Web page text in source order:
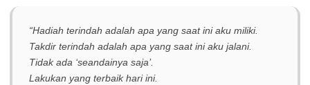
“Hadiah terindah adalah apa yang saat ini aku miliki.
Takdir terindah adalah apa yang saat ini aku jalani.
Tidak ada ‘seandainya saja’.
Lakukan yang terbaik hari ini.